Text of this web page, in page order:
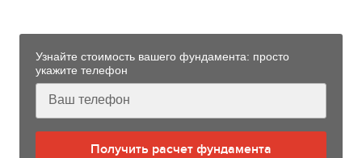
Узнайте стоимость вашего фундамента: просто
укажите телефон
Получить расчет фундамента